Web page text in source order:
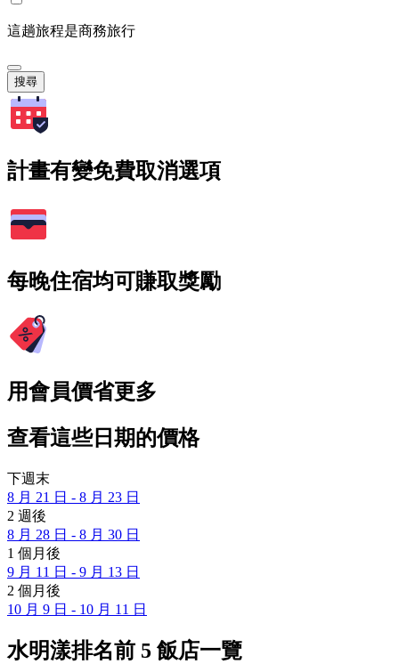
這趟旅程是商務旅行
搜尋
計畫有變免費取消選項
每晚住宿均可賺取獎勵
用會員價省更多
查看這些日期的價格
下週末
8 月 21 日 - 8 月 23 日
2 週後
8 月 28 日 - 8 月 30 日
1 個月後
9 月 11 日 - 9 月 13 日
2 個月後
10 月 9 日 - 10 月 11 日
水明漾排名前 5 飯店一覽